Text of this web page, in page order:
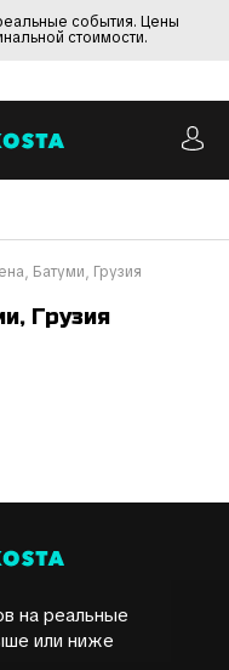
события. Цены
стоимости.
Батуми, Грузия
Грузия
на реальные
или ниже